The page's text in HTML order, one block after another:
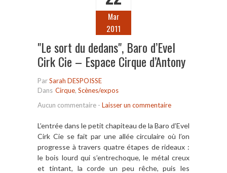
Mar
2011
"Le sort du dedans", Baro d’Evel
Cirk Cie – Espace Cirque d’Antony
ParSarah DESPOISSE
Dans Cirque, Scènes/expos
Aucun commentaire - Laisser un commentaire
L’entrée dans le petit chapiteau de la Baro d’Evel
Cirk Cie se fait par une allée circulaire où l’on
progresse à travers quatre étapes de rideaux :
le bois lourd qui s’entrechoque, le métal creux
et tintant, la corde un peu rêche, puis les